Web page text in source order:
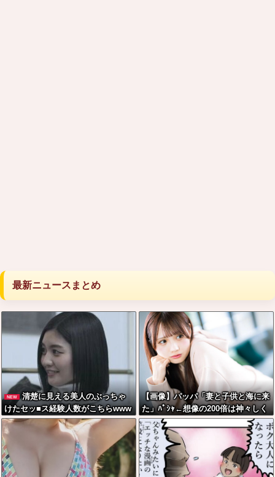
最新ニュースまとめ
NEW
清楚に見える美人のぶっちゃ
けたセッ■ス経験人数がこちらwww
wwwww
【画像】パッパ「妻と子供と海に来
た」ﾊﾟｼｬ←想像の200倍は神々しく
て草